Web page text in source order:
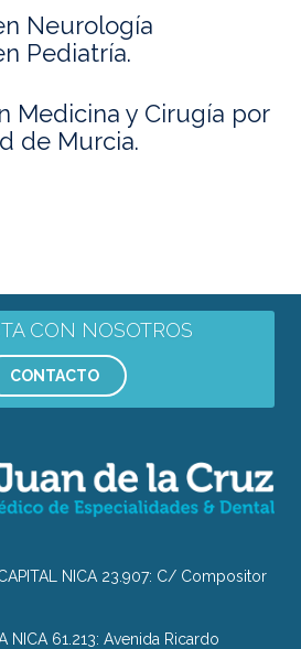
Neurología
Pediatría.
Medicina y Cirugía por
de Murcia.
CON NOSOTROS
CONTACTO
NICA 23.907: C/ Compositor
NICA 61.213: Avenida Ricardo